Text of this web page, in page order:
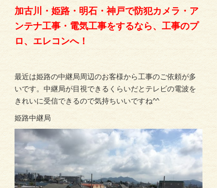
加古川・姫路・明石・神戸で防犯カメラ・ア
ンテナ工事・電気工事をするなら、工事のプ
ロ、エレコンへ！
最近は姫路の中継局周辺のお客様から工事のご依頼が多
いです。中継局が目視できるくらいだとテレビの電波を
きれいに受信できるので気持ちいいですね^^
姫路中継局